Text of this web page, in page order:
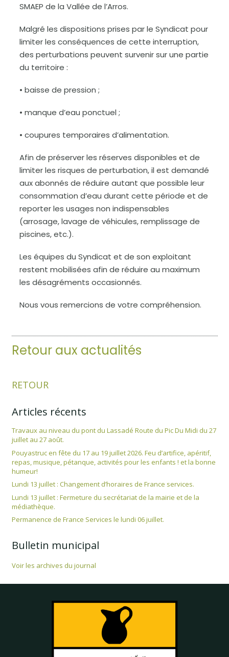
SMAEP de la Vallée de l’Arros.
Malgré les dispositions prises par le Syndicat pour
limiter les conséquences de cette interruption,
des perturbations peuvent survenir sur une partie
du territoire :
• baisse de pression ;
• manque d’eau ponctuel ;
• coupures temporaires d’alimentation.
Afin de préserver les réserves disponibles et de
limiter les risques de perturbation, il est demandé
aux abonnés de réduire autant que possible leur
consommation d’eau durant cette période et de
reporter les usages non indispensables
(arrosage, lavage de véhicules, remplissage de
piscines, etc.).
Les équipes du Syndicat et de son exploitant
restent mobilisées afin de réduire au maximum
les désagréments occasionnés.
Nous vous remercions de votre compréhension.
Retour aux actualités
RETOUR
Articles récents
Travaux au niveau du pont du Lassadé Route du Pic Du Midi du 27
juillet au 27 août.
Pouyastruc en fête du 17 au 19 juillet 2026. Feu d’artifice, apéritif,
repas, musique, pétanque, activités pour les enfants ! et la bonne
humeur!
Lundi 13 juillet : Changement d’horaires de France services.
Lundi 13 juillet : Fermeture du secrétariat de la mairie et de la
médiathèque.
Permanence de France Services le lundi 06 juillet.
Bulletin municipal
Voir les archives du journal